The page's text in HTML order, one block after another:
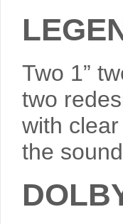
Two 1”
two
with
the